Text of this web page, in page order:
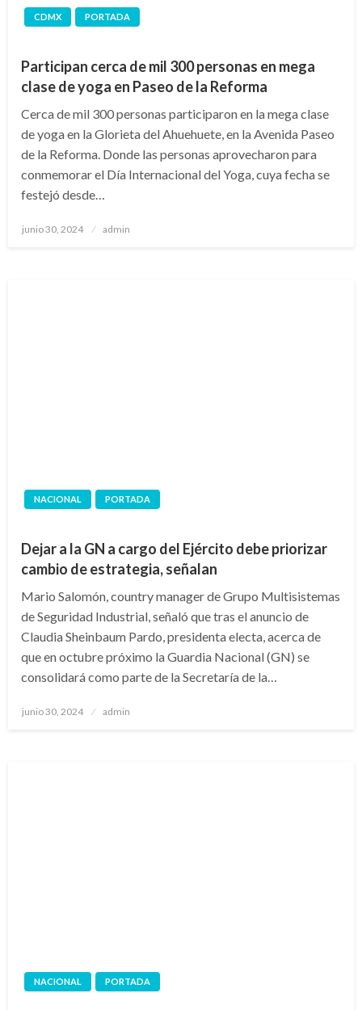
CDMX PORTADA
Participan cerca de mil 300 personas en mega
clase de yoga en Paseo de la Reforma
Cerca de mil 300 personas participaron en la mega clase
de yoga en la Glorieta del Ahuehuete, en la Avenida Paseo
de la Reforma. Donde las personas aprovecharon para
conmemorar el Día Internacional del Yoga, cuya fecha se
festejó desde…
Publicado
junio 30, 2024 admin
NACIONAL PORTADA
Dejar a la GN a cargo del Ejército debe priorizar
cambio de estrategia, señalan
Mario Salomón, country manager de Grupo Multisistemas
de Seguridad Industrial, señaló que tras el anuncio de
Claudia Sheinbaum Pardo, presidenta electa, acerca de
que en octubre próximo la Guardia Nacional (GN) se
consolidará como parte de la Secretaría de la…
Publicado
junio 30, 2024 admin
NACIONAL PORTADA